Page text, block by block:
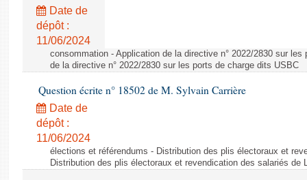
Date de
dépôt :
11/06/2024
consommation - Application de la directive n° 2022/2830 sur
de la directive n° 2022/2830 sur les ports de charge dits USBC
Question écrite n° 18502 de M. Sylvain Carrière
Date de
dépôt :
11/06/2024
élections et référendums - Distribution des plis électoraux et
Distribution des plis électoraux et revendication des salariés de